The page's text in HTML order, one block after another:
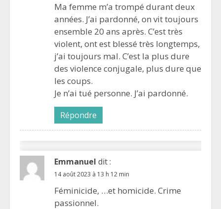
Ma femme m’a trompé durant deux
années. J’ai pardonné, on vit toujours
ensemble 20 ans après. C’est très
violent, ont est blessé très longtemps,
j’ai toujours mal. C’est la plus dure
des violence conjugale, plus dure que
les coups.
Je n’ai tué personne. J’ai pardonné.
Répondre
Emmanuel dit :
14 août 2023 à 13 h 12 min
Féminicide, …et homicide. Crime
passionnel.